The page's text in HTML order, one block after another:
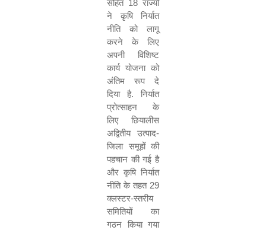
सहित 18 राज्यों
ने कृषि निर्यात
नीति को लागू
करने के लिए
अपनी विशिष्ट
कार्य योजना को
अंतिम रूप दे
दिया है. निर्यात
प्रोत्साहन के
लिए छियालीस
अद्वितीय उत्पाद-
जिला समूहों की
पहचान की गई है
और कृषि निर्यात
नीति के तहत 29
क्लस्टर-स्तरीय
समितियों का
गठन किया गया